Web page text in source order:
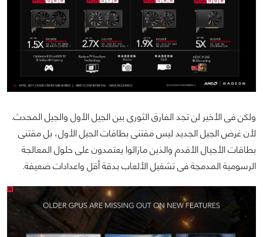
ولكن فى الأخير لن تجد الفارق الثورى بين الجيل الأول والجيل المحدث.
لأن غرض الجيل الجديد ليس مقتنى بطاقات الجيل الأول، بل مقتنى
بطاقات الأجيال الأقدم والذين مازالوا يعتمدون على حلول المعالجة
الرسومية المدمجة فى تشغيل الألعاب بدقة أقل واعدادات ضعيفة.